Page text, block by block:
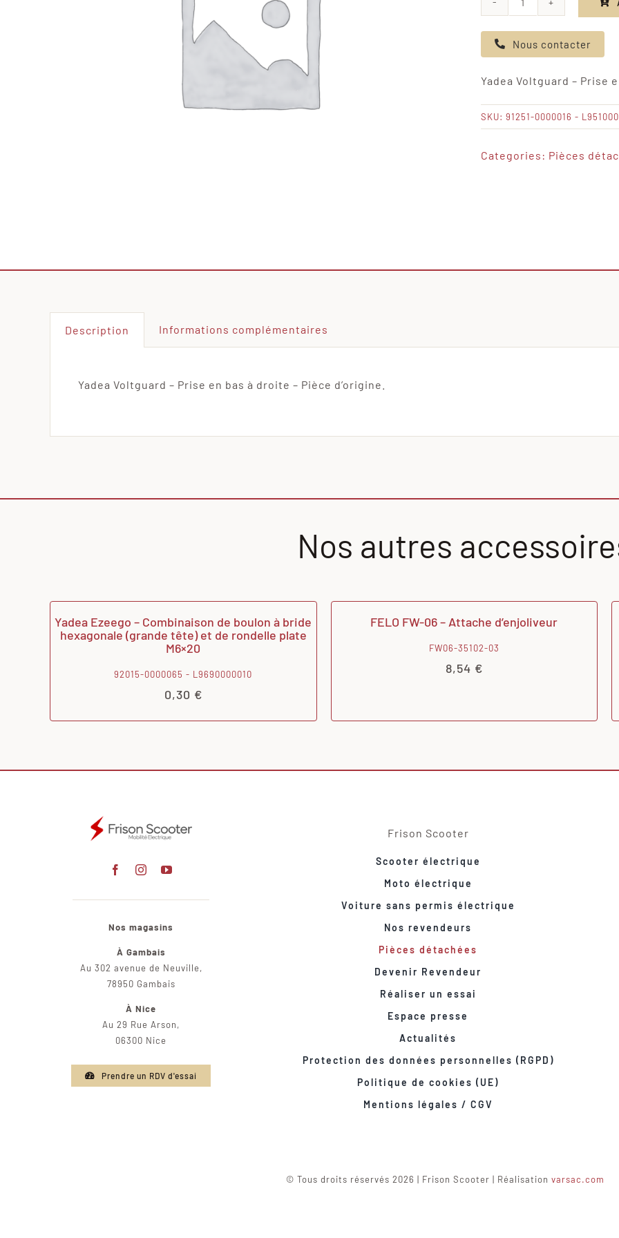
quantité
de
Yadea
-
Prise
en
Nous contacter
Yadea Voltguard – Prise
SKU: 91251-0000016 -
Categories: Pièces
Description Informations complémentaires
Yadea Voltguard – Prise en bas à droite – Pièce d’origine.
Nos autres
Yadea Ezeego – Combinaison de boulon à bride
hexagonale (grande tête) et de rondelle plate
M6×20
92015-0000065 - L9690000010
0,30 €
FELO FW-06 – Attache d’enjoliveur
FW06-35102-03
8,54 €
Nos magasins
À Gambais
Au 302 avenue de Neuville,
78950 Gambais
À Nice
Au 29 Rue Arson,
06300 Nice
Prendre un RDV d'essai
Frison Scooter
Scooter électrique
Moto électrique
Voiture sans permis électrique
Nos revendeurs
Pièces détachées
Devenir Revendeur
Réaliser un essai
Espace presse
Actualités
Protection des données personnelles (RGPD)
Politique de cookies (UE)
Mentions légales / CGV
© Tous droits réservés 2026 | Frison Scooter | Réalisation varsac.com